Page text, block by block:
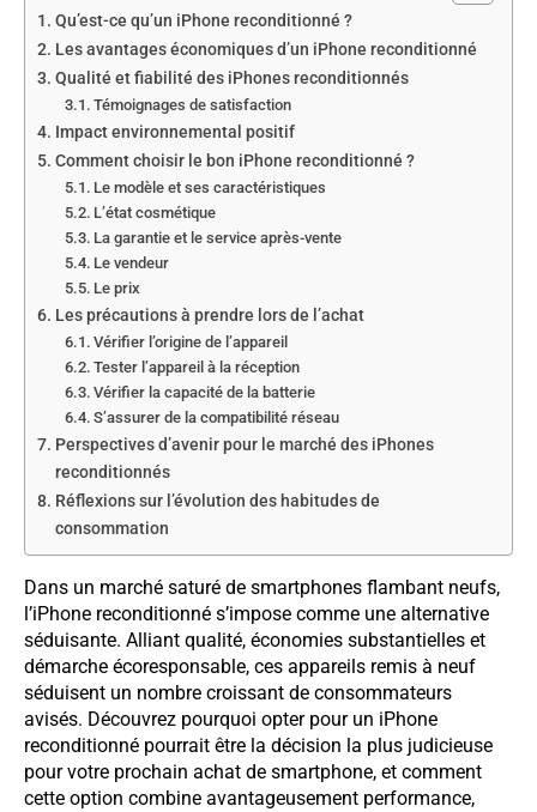
Qu’est-ce qu’un iPhone reconditionné ?
Les avantages économiques d’un iPhone reconditionné
Qualité et fiabilité des iPhones reconditionnés
Témoignages de satisfaction
Impact environnemental positif
Comment choisir le bon iPhone reconditionné ?
Le modèle et ses caractéristiques
L’état cosmétique
La garantie et le service après-vente
Le vendeur
Le prix
Les précautions à prendre lors de l’achat
Vérifier l’origine de l’appareil
Tester l’appareil à la réception
Vérifier la capacité de la batterie
S’assurer de la compatibilité réseau
Perspectives d’avenir pour le marché des iPhones
reconditionnés
Réflexions sur l’évolution des habitudes de
consommation
Dans un marché saturé de smartphones flambant neufs,
l’iPhone reconditionné s’impose comme une alternative
séduisante. Alliant qualité, économies substantielles et
démarche écoresponsable, ces appareils remis à neuf
séduisent un nombre croissant de consommateurs
avisés. Découvrez pourquoi opter pour un iPhone
reconditionné pourrait être la décision la plus judicieuse
pour votre prochain achat de smartphone, et comment
cette option combine avantageusement performance,